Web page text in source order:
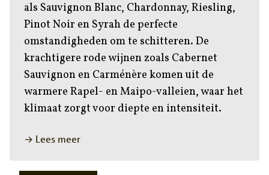
als Sauvignon Blanc, Chardonnay, Riesling,
Pinot Noir en Syrah de perfecte
omstandigheden om te schitteren. De
krachtigere rode wijnen zoals Cabernet
Sauvignon en Carménère komen uit de
warmere Rapel- en Maipo-valleien, waar het
klimaat zorgt voor diepte en intensiteit.
→ Lees meer